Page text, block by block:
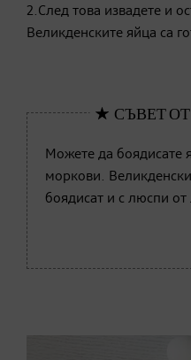
2.След това извадете и
Великденските яйца са
Можете да боядисате
моркови.
боядисат и с люспи от